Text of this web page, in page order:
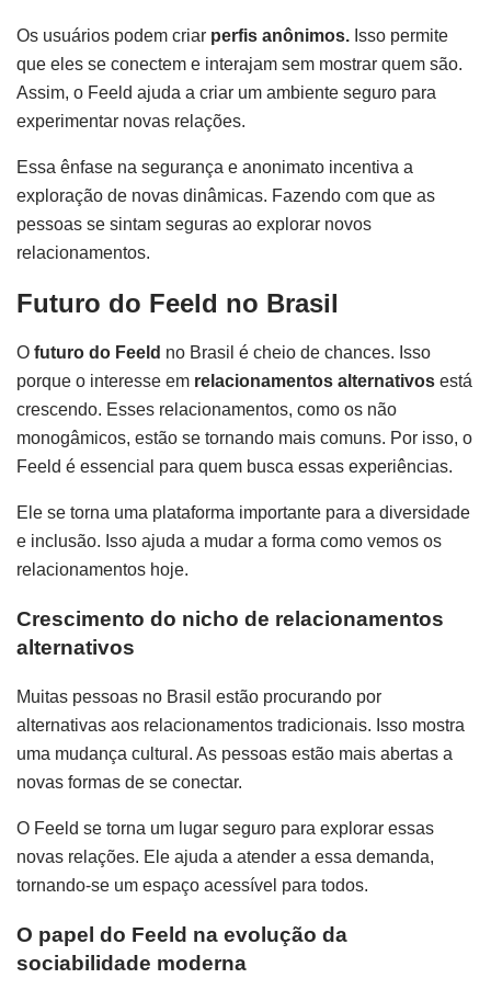
Os usuários podem criar perfis anônimos. Isso permite
que eles se conectem e interajam sem mostrar quem são.
Assim, o Feeld ajuda a criar um ambiente seguro para
experimentar novas relações.
Essa ênfase na segurança e anonimato incentiva a
exploração de novas dinâmicas. Fazendo com que as
pessoas se sintam seguras ao explorar novos
relacionamentos.
Futuro do Feeld no Brasil
O futuro do Feeld no Brasil é cheio de chances. Isso
porque o interesse em relacionamentos alternativos está
crescendo. Esses relacionamentos, como os não
monogâmicos, estão se tornando mais comuns. Por isso, o
Feeld é essencial para quem busca essas experiências.
Ele se torna uma plataforma importante para a diversidade
e inclusão. Isso ajuda a mudar a forma como vemos os
relacionamentos hoje.
Crescimento do nicho de relacionamentos
alternativos
Muitas pessoas no Brasil estão procurando por
alternativas aos relacionamentos tradicionais. Isso mostra
uma mudança cultural. As pessoas estão mais abertas a
novas formas de se conectar.
O Feeld se torna um lugar seguro para explorar essas
novas relações. Ele ajuda a atender a essa demanda,
tornando-se um espaço acessível para todos.
O papel do Feeld na evolução da
sociabilidade moderna